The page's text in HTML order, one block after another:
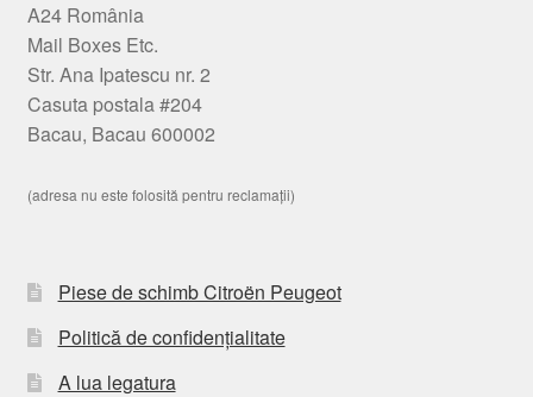
A24 România
Mail Boxes Etc.
Str. Ana Ipatescu nr. 2
Casuta postala #204
Bacau, Bacau 600002
(adresa nu este folosită pentru reclamații)
Piese de schimb Citroën Peugeot
Politică de confidențialitate
A lua legatura